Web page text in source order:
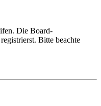
Die Board-
Bitte beachte